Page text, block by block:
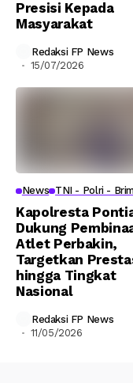
Presisi Kepada
Masyarakat
Redaksi FP News
15/07/2026
News TNI - Polri -
Kapolresta
Dukung
Atlet Perbakin,
Targetkan
hingga Tingkat
Nasional
Redaksi FP News
11/05/2026